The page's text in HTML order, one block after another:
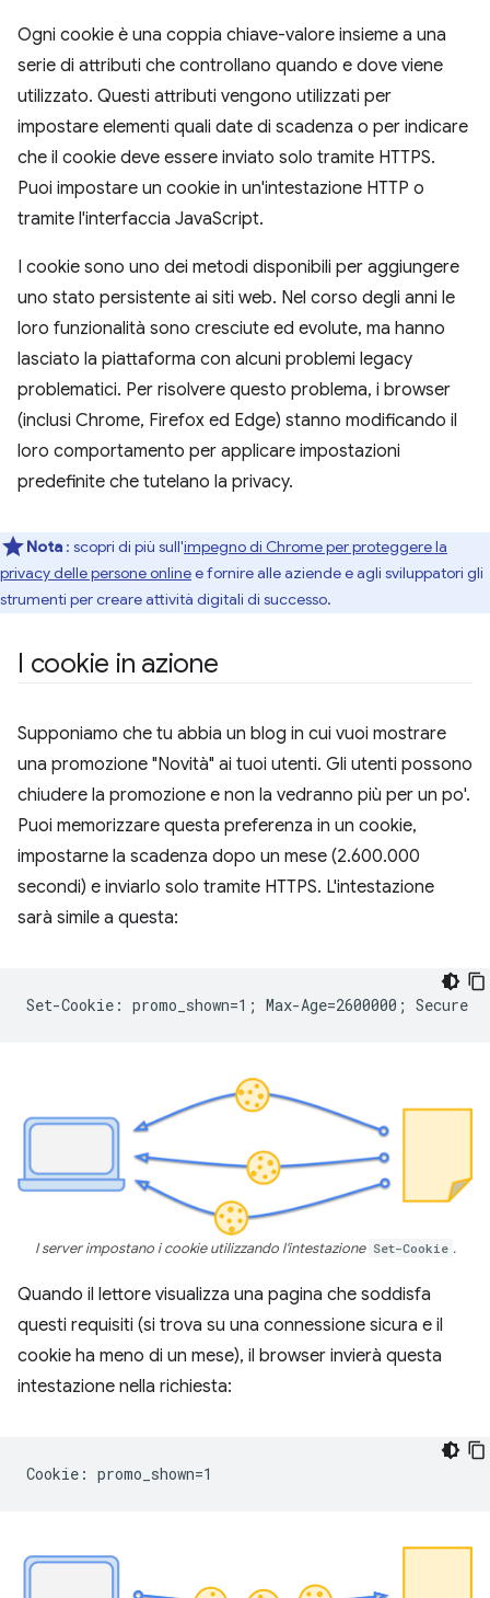
Ogni cookie è una coppia chiave-valore insieme a una
serie di attributi che controllano quando e dove viene
utilizzato. Questi attributi vengono utilizzati per
impostare elementi quali date di scadenza o per indicare
che il cookie deve essere inviato solo tramite HTTPS.
Puoi impostare un cookie in un'intestazione HTTP o
tramite l'interfaccia JavaScript.
I cookie sono uno dei metodi disponibili per aggiungere
uno stato persistente ai siti web. Nel corso degli anni le
loro funzionalità sono cresciute ed evolute, ma hanno
lasciato la piattaforma con alcuni problemi legacy
problematici. Per risolvere questo problema, i browser
(inclusi Chrome, Firefox ed Edge) stanno modificando il
loro comportamento per applicare impostazioni
predefinite che tutelano la privacy.
Nota : scopri di più sull'impegno di Chrome per proteggere la
privacy delle persone onlinee fornire alle aziende e agli sviluppatori gli
strumenti per creare attività digitali di successo.
I cookie in azione
Supponiamo che tu abbia un blog in cui vuoi mostrare
una promozione "Novità" ai tuoi utenti. Gli utenti possono
chiudere la promozione e non la vedranno più per un po'.
Puoi memorizzare questa preferenza in un cookie,
impostarne la scadenza dopo un mese (2.600.000
secondi) e inviarlo solo tramite HTTPS. L'intestazione
sarà simile a questa:
I server impostano i cookie utilizzando l'intestazione Set-Cookie .
Quando il lettore visualizza una pagina che soddisfa
questi requisiti (si trova su una connessione sicura e il
cookie ha meno di un mese), il browser invierà questa
intestazione nella richiesta: